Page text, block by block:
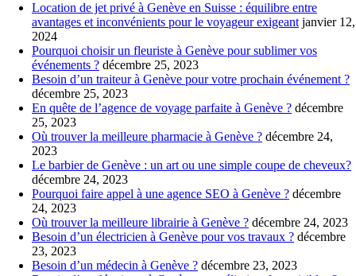
Location de jet privé à Genève en Suisse : équilibre entre
avantages et inconvénients pour le voyageur exigeant janvier 12,
2024
Pourquoi choisir un fleuriste à Genève pour sublimer vos
événements ? décembre 25, 2023
Besoin d’un traiteur à Genève pour votre prochain événement ?
décembre 25, 2023
En quête de l’agence de voyage parfaite à Genève ? décembre
25, 2023
Où trouver la meilleure pharmacie à Genève ? décembre 24,
2023
Le barbier de Genève : un art ou une simple coupe de cheveux?
décembre 24, 2023
Pourquoi faire appel à une agence SEO à Genève ? décembre
24, 2023
Où trouver la meilleure librairie à Genève ? décembre 24, 2023
Besoin d’un électricien à Genève pour vos travaux ? décembre
23, 2023
Besoin d’un médecin à Genève ? décembre 23, 2023